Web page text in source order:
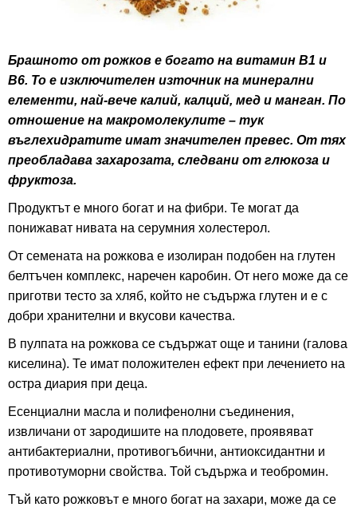
Брашното от рожков е богато на витамин B1 и
B6. То е изключителен източник на минерални
елементи, най-вече калий, калций, мед и манган. По
отношение на макромолекулите – тук
въглехидратите имат значителен превес. От тях
преобладава захарозата, следвани от глюкоза и
фруктоза.
Продуктът е много богат и на фибри. Те могат да
понижават нивата на серумния холестерол.
От семената на рожкова е изолиран подобен на глутен
белтъчен комплекс, наречен каробин. От него може да се
приготви тесто за хляб, който не съдържа глутен и е с
добри хранителни и вкусови качества.
В пулпата на рожкова се съдържат още и танини (галова
киселина). Те имат положителен ефект при лечението на
остра диария при деца.
Есенциални масла и полифенолни съединения,
извличани от зародишите на плодовете, проявяват
антибактериални, противогъбични, антиоксидантни и
противотуморни свойства. Той съдържа и теобромин.
Тъй като рожковът е много богат на захари, може да се